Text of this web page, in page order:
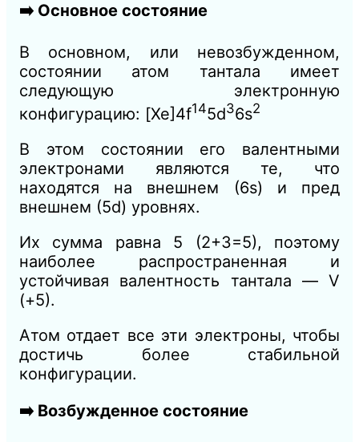
➡️ Основное состояние
В основном, или невозбужденном,
состоянии атом тантала имеет
следующую электронную
конфигурацию: [Xe]4f145d36s2
В этом состоянии его валентными
электронами являются те, что
находятся на внешнем (6s) и пред
внешнем (5d) уровнях.
Их сумма равна 5 (2+3=5), поэтому
наиболее распространенная и
устойчивая валентность тантала — V
(+5).
Атом отдает все эти электроны, чтобы
достичь более стабильной
конфигурации.
➡️ Возбужденное состояние